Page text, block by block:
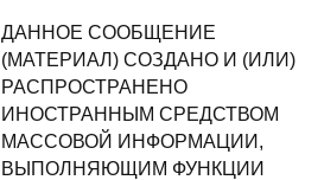
ДАННОЕ СООБЩЕНИЕ
(МАТЕРИАЛ) СОЗДАНО И (ИЛИ)
РАСПРОСТРАНЕНО
ИНОСТРАННЫМ СРЕДСТВОМ
МАССОВОЙ ИНФОРМАЦИИ,
ВЫПОЛНЯЮЩИМ ФУНКЦИИ